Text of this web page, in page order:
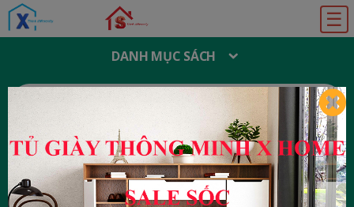
☰
DANH MỤC SÁCH
T
M
I
:
Đăng ký Đăng nhập